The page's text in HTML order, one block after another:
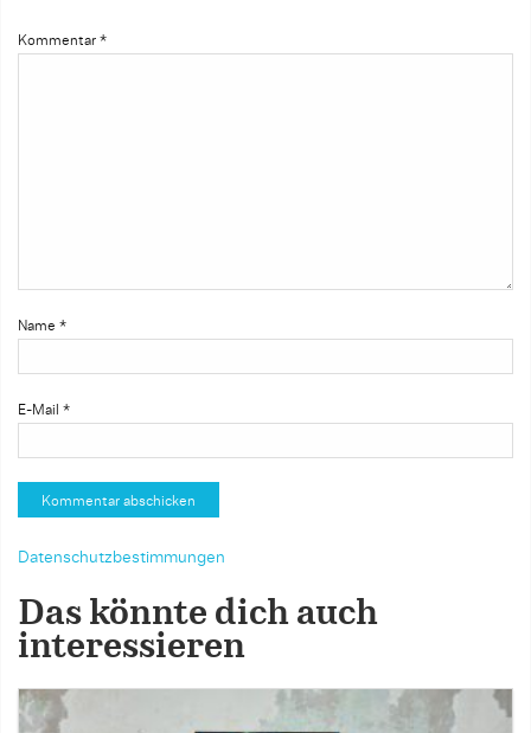
Kommentar *
Name *
E-Mail *
Datenschutzbestimmungen
Das könnte dich auch
interessieren